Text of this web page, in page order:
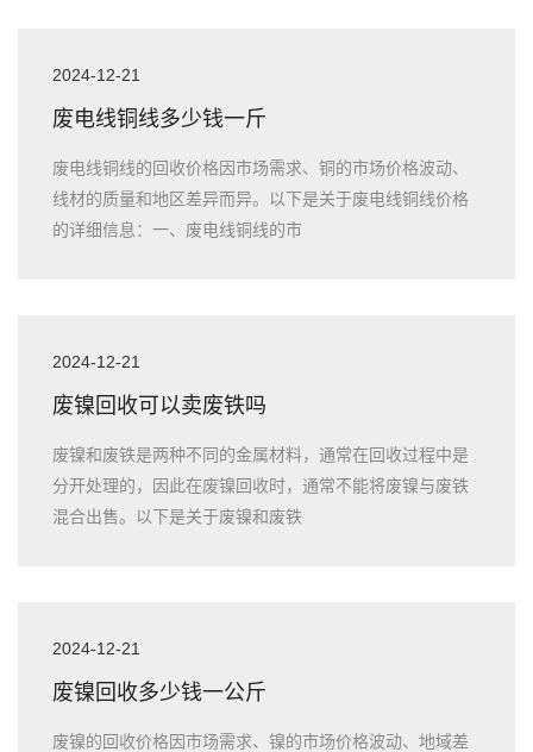
2024-12-21
废电线铜线多少钱一斤
废电线铜线的回收价格因市场需求、铜的市场价格波动、
线材的质量和地区差异而异。以下是关于废电线铜线价格
的详细信息：一、废电线铜线的市
2024-12-21
废镍回收可以卖废铁吗
废镍和废铁是两种不同的金属材料，通常在回收过程中是
分开处理的，因此在废镍回收时，通常不能将废镍与废铁
混合出售。以下是关于废镍和废铁
2024-12-21
废镍回收多少钱一公斤
废镍的回收价格因市场需求、镍的市场价格波动、地域差